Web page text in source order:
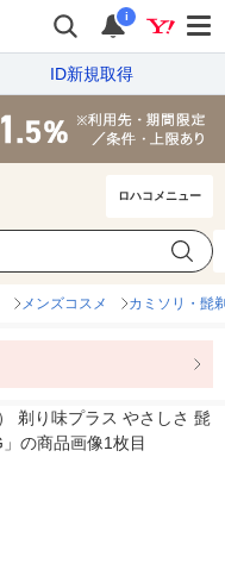
i
ID新規取得
ロハコメニュー
メンズコスメ カミソリ・髭